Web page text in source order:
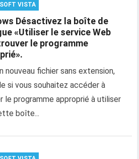
VISTA
Désactivez la boîte de
«Utiliser le service Web
le programme
nouveau fichier sans extension,
si vous souhaitez accéder à
programme approprié à utiliser
boîte...